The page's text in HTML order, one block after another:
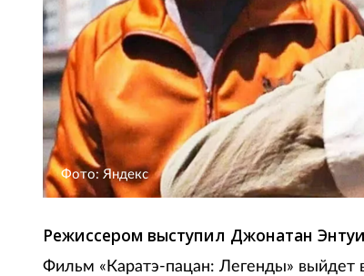
Фото: Яндекс
Режиссером выступил Джонатан
Фильм «Каратэ-пацан: Легенды» выйдет